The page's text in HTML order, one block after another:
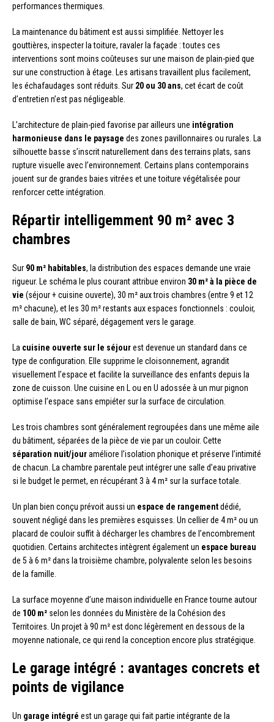
performances thermiques.
La maintenance du bâtiment est aussi simplifiée. Nettoyer les
gouttières, inspecter la toiture, ravaler la façade : toutes ces
interventions sont moins coûteuses sur une maison de plain-pied que
sur une construction à étage. Les artisans travaillent plus facilement,
les échafaudages sont réduits. Sur 20 ou 30 ans, cet écart de coût
d’entretien n’est pas négligeable.
L’architecture de plain-pied favorise par ailleurs une intégration
harmonieuse dans le paysage des zones pavillonnaires ou rurales. La
silhouette basse s’inscrit naturellement dans des terrains plats, sans
rupture visuelle avec l’environnement. Certains plans contemporains
jouent sur de grandes baies vitrées et une toiture végétalisée pour
renforcer cette intégration.
Répartir intelligemment 90 m² avec 3
chambres
Sur 90 m² habitables, la distribution des espaces demande une vraie
rigueur. Le schéma le plus courant attribue environ 30 m² à la pièce de
vie (séjour + cuisine ouverte), 30 m² aux trois chambres (entre 9 et 12
m² chacune), et les 30 m² restants aux espaces fonctionnels : couloir,
salle de bain, WC séparé, dégagement vers le garage.
La cuisine ouverte sur le séjourest devenue un standard dans ce
type de configuration. Elle supprime le cloisonnement, agrandit
visuellement l’espace et facilite la surveillance des enfants depuis la
zone de cuisson. Une cuisine en L ou en U adossée à un mur pignon
optimise l’espace sans empiéter sur la surface de circulation.
Les trois chambres sont généralement regroupées dans une même aile
du bâtiment, séparées de la pièce de vie par un couloir. Cette
séparation nuit/jouraméliore l’isolation phonique et préserve l’intimité
de chacun. La chambre parentale peut intégrer une salle d’eau privative
si le budget le permet, en récupérant 3 à 4 m² sur la surface totale.
Un plan bien conçu prévoit aussi un espace de rangementdédié,
souvent négligé dans les premières esquisses. Un cellier de 4 m² ou un
placard de couloir suffit à décharger les chambres de l’encombrement
quotidien. Certains architectes intègrent également un espace bureau
de 5 à 6 m² dans la troisième chambre, polyvalente selon les besoins
de la famille.
La surface moyenne d’une maison individuelle en France tourne autour
de 100 m² selon les données du Ministère de la Cohésion des
Territoires. Un projet à 90 m² est donc légèrement en dessous de la
moyenne nationale, ce qui rend la conception encore plus stratégique.
Le garage intégré : avantages concrets et
points de vigilance
Un garage intégré est un garage qui fait partie intégrante de la